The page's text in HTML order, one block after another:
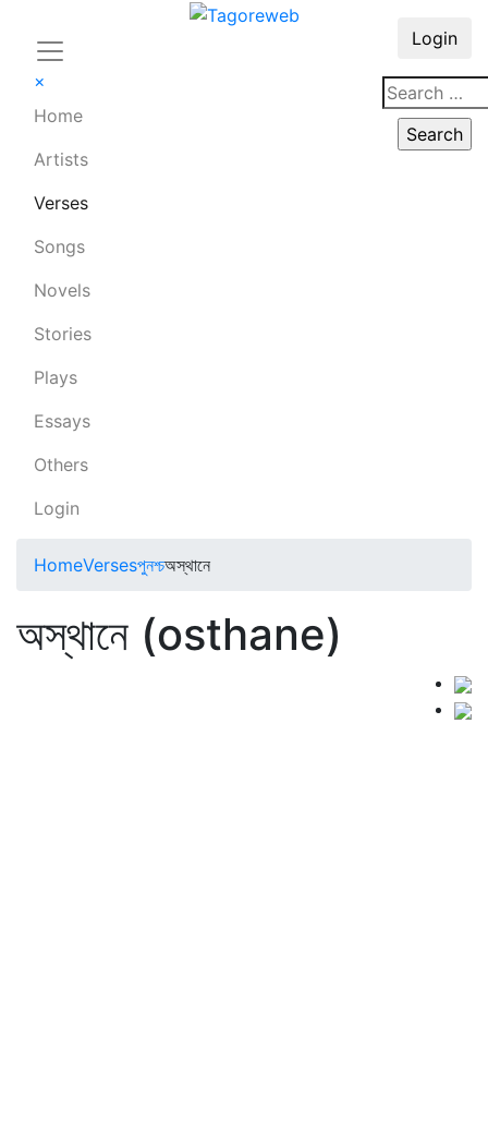
×
Home
Artists
Verses
Songs
Novels
Stories
Plays
Essays
Others
Login
Login
HomeVersesপুনশ্চঅস্থানে
অস্থানে (osthane)